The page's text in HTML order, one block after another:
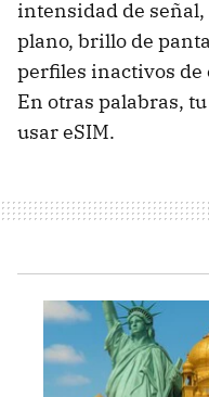
intensidad de
plano, brillo de
perfiles inactivos de
En otras palabras,
usar eSIM.